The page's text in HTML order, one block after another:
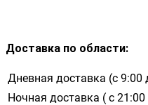
Доставка по области:
Дневная доставка (с 9:00
Ночная доставка ( с